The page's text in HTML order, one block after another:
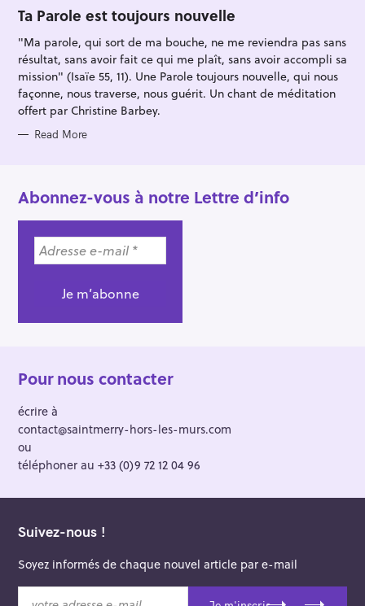
O
R
E
Ta Parole est toujours nouvelle
"Ma parole, qui sort de ma bouche, ne me reviendra pas sans
résultat, sans avoir fait ce qui me plaît, sans avoir accompli sa
mission" (Isaïe 55, 11). Une Parole toujours nouvelle, qui nous
façonne, nous traverse, nous guérit. Un chant de méditation
offert par Christine Barbey.
Read More
Abonnez-vous à notre Lettre d’info
Pour nous contacter
écrire à
contact@saintmerry-hors-les-murs.com
ou
téléphoner au +33 (0)9 72 12 04 96
Suivez-nous !
Soyez informés de chaque nouvel article par e-mail